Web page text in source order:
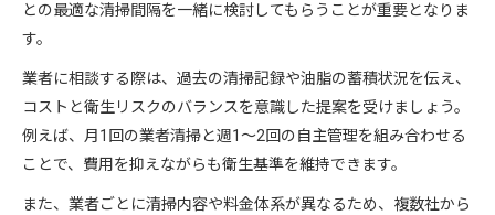
との最適な清掃間隔を一緒に検討してもらうことが重要となりま
す。
業者に相談する際は、過去の清掃記録や油脂の蓄積状況を伝え、
コストと衛生リスクのバランスを意識した提案を受けましょう。
例えば、月1回の業者清掃と週1～2回の自主管理を組み合わせる
ことで、費用を抑えながらも衛生基準を維持できます。
また、業者ごとに清掃内容や料金体系が異なるため、複数社から